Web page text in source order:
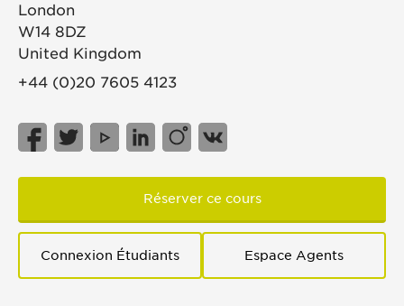
London
W14 8DZ
United Kingdom
+44 (0)20 7605 4123
Réserver ce cours
Connexion Étudiants Espace Agents